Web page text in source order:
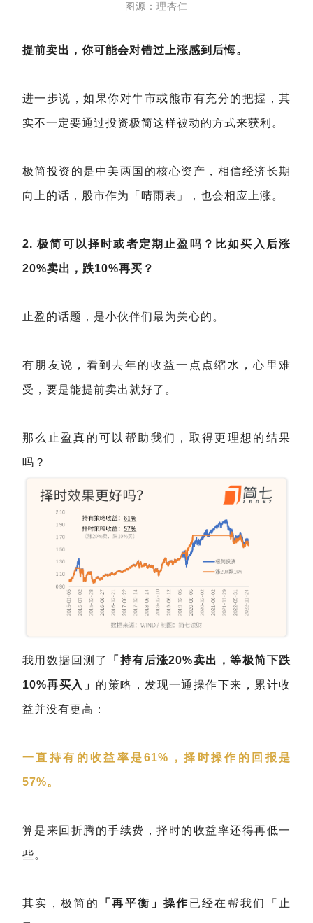
图源：理杏仁
提前卖出，你可能会对错过上涨感到后悔。
进一步说，如果你对牛市或熊市有充分的把握，其
实不一定要通过投资极简这样被动的方式来获利。
极简投资的是中美两国的核心资产，相信经济长期
向上的话，股市作为「晴雨表」，也会相应上涨。
2. 极简可以择时或者定期止盈吗？比如买入后涨
20%卖出，跌10%再买？
止盈的话题，是小伙伴们最为关心的。
有朋友说，看到去年的收益一点点缩水，心里难
受，要是能提前卖出就好了。
那么止盈真的可以帮助我们，取得更理想的结果
吗？
我用数据回测了 「持有后涨20%卖出，等极简下跌
10%再买入」 的策略，发现一通操作下来，累计收
益并没有更高：
一直持有的收益率是61%，择时操作的回报是
57%。
算是来回折腾的手续费，择时的收益率还得再低一
些。
其实，极简的 「再平衡」操作已经在帮我们「止